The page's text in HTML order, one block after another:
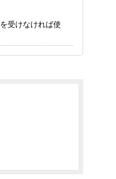
受けなければ使